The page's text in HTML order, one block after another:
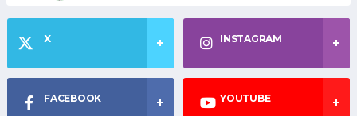
X INSTAGRAM
FACEBOOK YOUTUBE